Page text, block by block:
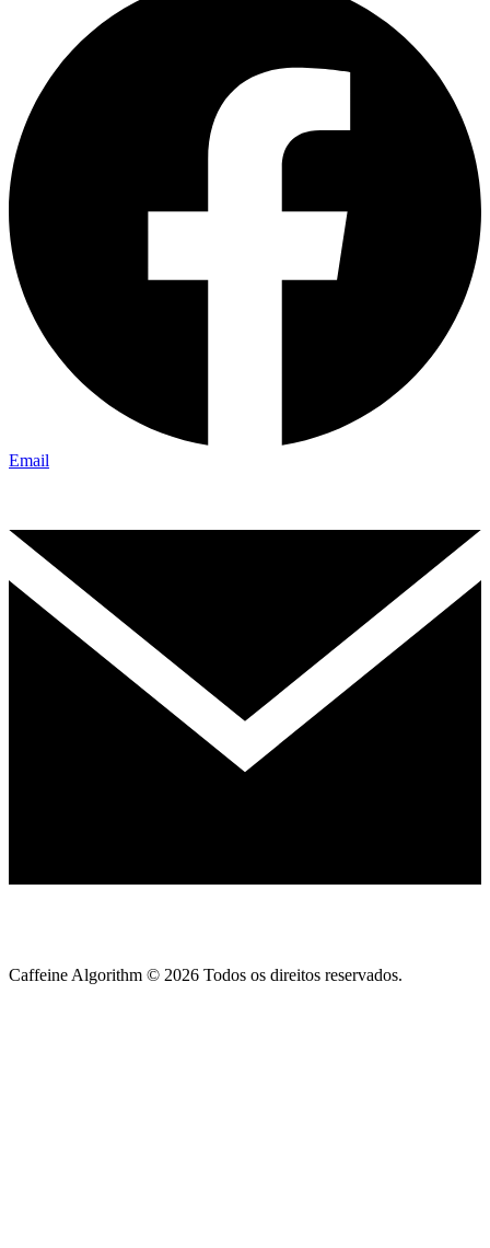
Email
Caffeine Algorithm © 2026 Todos os direitos reservados.